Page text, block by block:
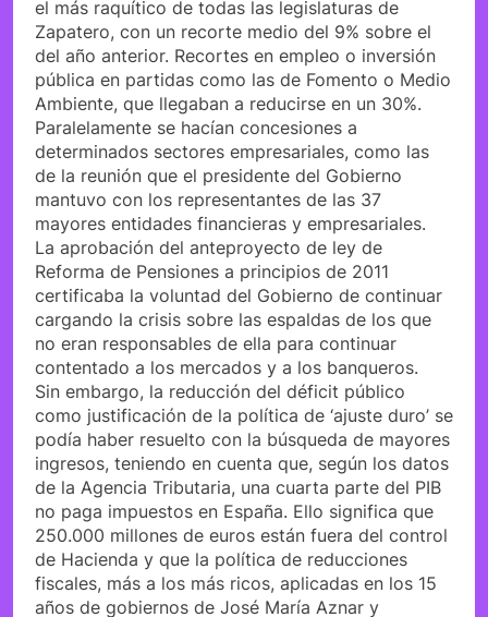
el más raquítico de todas las legislaturas de
Zapatero, con un recorte medio del 9% sobre el
del año anterior. Recortes en empleo o inversión
pública en partidas como las de Fomento o Medio
Ambiente, que llegaban a reducirse en un 30%.
Paralelamente se hacían concesiones a
determinados sectores empresariales, como las
de la reunión que el presidente del Gobierno
mantuvo con los representantes de las 37
mayores entidades financieras y empresariales.
La aprobación del anteproyecto de ley de
Reforma de Pensiones a principios de 2011
certificaba la voluntad del Gobierno de continuar
cargando la crisis sobre las espaldas de los que
no eran responsables de ella para continuar
contentado a los mercados y a los banqueros.
Sin embargo, la reducción del déficit público
como justificación de la política de ‘ajuste duro’ se
podía haber resuelto con la búsqueda de mayores
ingresos, teniendo en cuenta que, según los datos
de la Agencia Tributaria, una cuarta parte del PIB
no paga impuestos en España. Ello significa que
250.000 millones de euros están fuera del control
de Hacienda y que la política de reducciones
fiscales, más a los más ricos, aplicadas en los 15
años de gobiernos de José María Aznar y